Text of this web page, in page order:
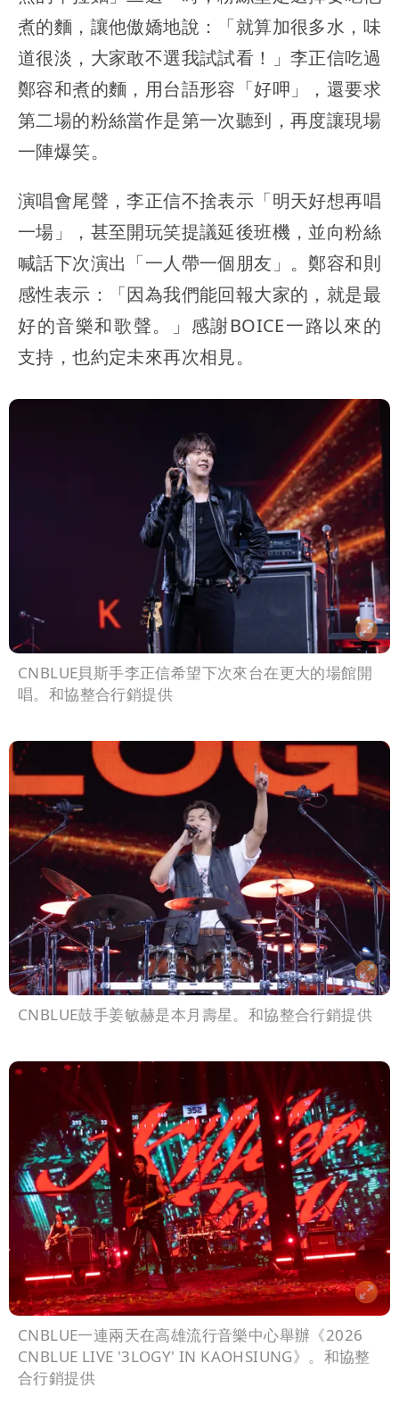
煮的麵，讓他傲嬌地說：「就算加很多水，味
道很淡，大家敢不選我試試看！」李正信吃過
鄭容和煮的麵，用台語形容「好呷」，還要求
第二場的粉絲當作是第一次聽到，再度讓現場
一陣爆笑。
演唱會尾聲，李正信不捨表示「明天好想再唱
一場」，甚至開玩笑提議延後班機，並向粉絲
喊話下次演出「一人帶一個朋友」。鄭容和則
感性表示：「因為我們能回報大家的，就是最
好的音樂和歌聲。」感謝BOICE一路以來的
支持，也約定未來再次相見。
CNBLUE貝斯手李正信希望下次來台在更大的場館開
唱。和協整合行銷提供
CNBLUE鼓手姜敏赫是本月壽星。和協整合行銷提供
CNBLUE一連兩天在高雄流行音樂中心舉辦《2026
CNBLUE LIVE '3LOGY' IN KAOHSIUNG》。和協整
合行銷提供